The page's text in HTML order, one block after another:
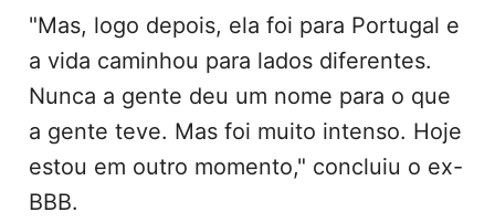
"Mas, logo depois, ela foi para Portugal e
a vida caminhou para lados diferentes.
Nunca a gente deu um nome para o que
a gente teve. Mas foi muito intenso. Hoje
estou em outro momento," concluiu o ex-
BBB.